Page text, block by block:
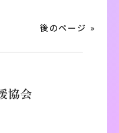
後のページ »